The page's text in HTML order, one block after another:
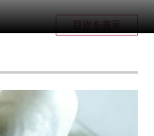
目次を表示